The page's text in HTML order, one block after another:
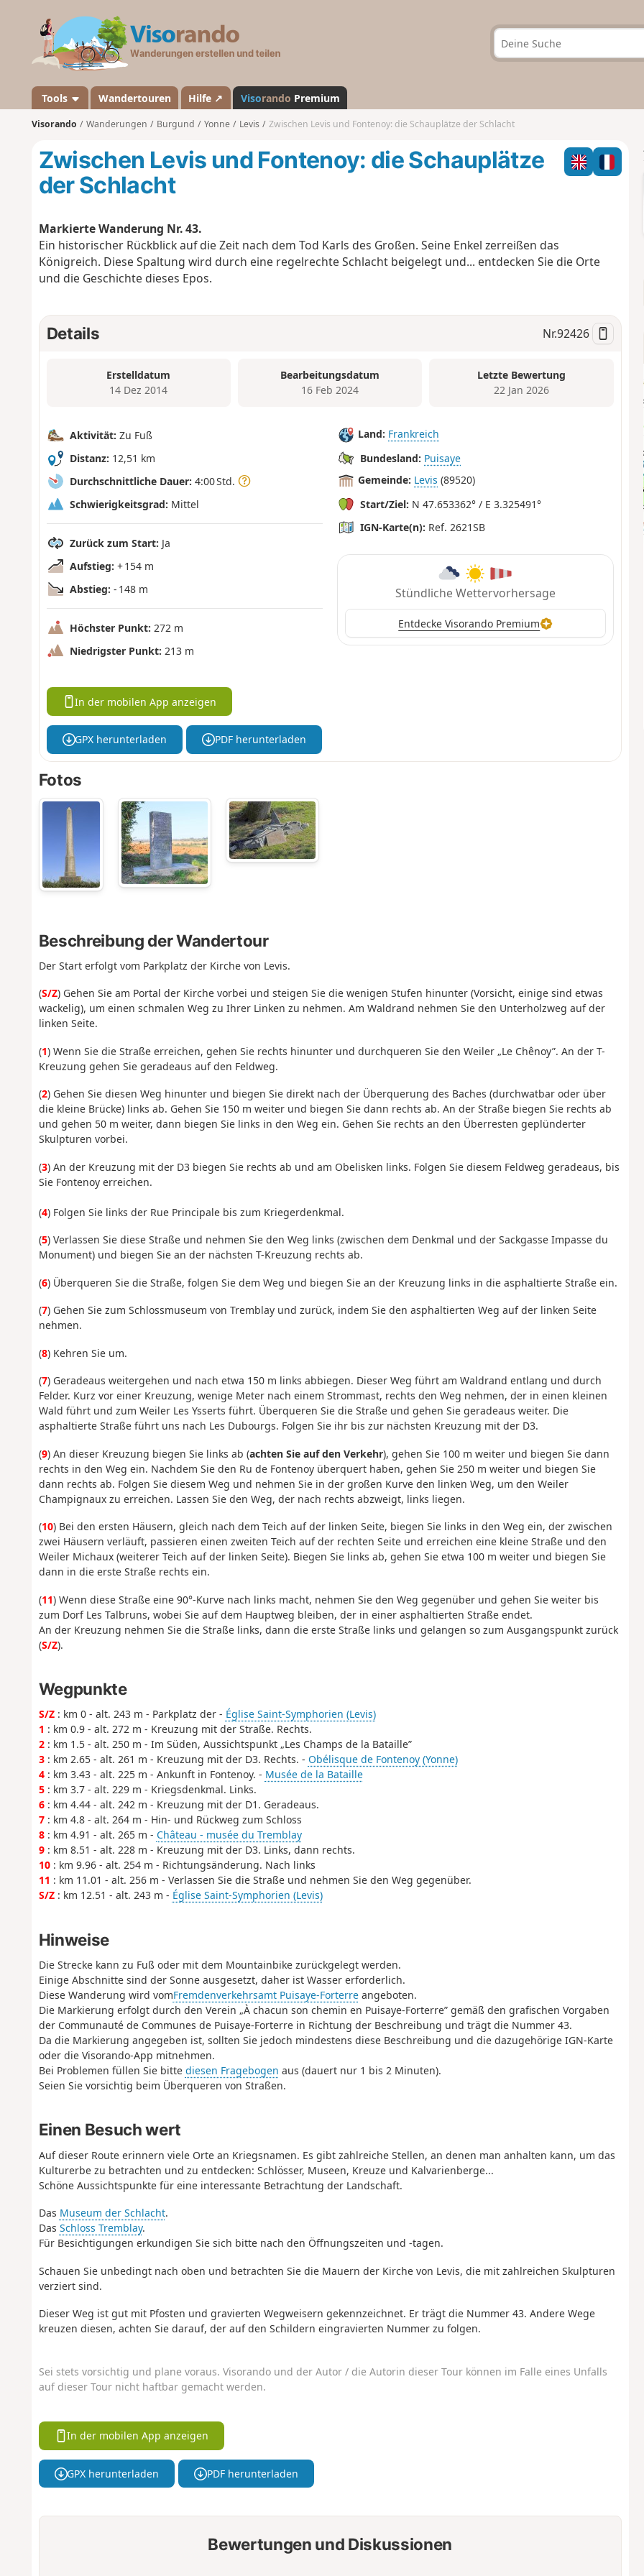
a
n
d
Tools Wandertouren Hilfe ↗ Visorando Premium
Visorando Wanderungen Burgund Yonne Levis Zwischen Levis und Fontenoy: die Schauplätze der Schlacht
Zwischen Levis und Fontenoy: die Schauplätze
der Schlacht
Markierte Wanderung Nr. 43.
Ein historischer Rückblick auf die Zeit nach dem Tod Karls des Großen. Seine Enkel zerreißen das
Königreich. Diese Spaltung wird durch eine regelrechte Schlacht beigelegt und... entdecken Sie die Orte
und die Geschichte dieses Epos.
Details Nr.92426
Erstelldatum
14 Dez 2014
Bearbeitungsdatum
16 Feb 2024
Letzte Bewertung
22 Jan 2026
Aktivität: Zu Fuß
Distanz: 12,51 km
Durchschnittliche Dauer: 4:00 Std.
Schwierigkeitsgrad: Mittel
Zurück zum Start: Ja
Aufstieg: + 154 m
Abstieg: - 148 m
Höchster Punkt: 272 m
Niedrigster Punkt: 213 m
Land: Frankreich
Bundesland: Puisaye
Gemeinde: Levis (89520)
Start/Ziel: N 47.653362° / E 3.325491°
IGN-Karte(n): Ref. 2621SB
Stündliche Wettervorhersage
Entdecke Visorando Premium
In der mobilen App anzeigen
GPX herunterladen PDF herunterladen
Fotos
Beschreibung der Wandertour
Der Start erfolgt vom Parkplatz der Kirche von Levis.
(S/Z) Gehen Sie am Portal der Kirche vorbei und steigen Sie die wenigen Stufen hinunter (Vorsicht, einige sind etwas
wackelig), um einen schmalen Weg zu Ihrer Linken zu nehmen. Am Waldrand nehmen Sie den Unterholzweg auf der
linken Seite.
(1) Wenn Sie die Straße erreichen, gehen Sie rechts hinunter und durchqueren Sie den Weiler „Le Chênoy”. An der T-
Kreuzung gehen Sie geradeaus auf den Feldweg.
(2) Gehen Sie diesen Weg hinunter und biegen Sie direkt nach der Überquerung des Baches (durchwatbar oder über
die kleine Brücke) links ab. Gehen Sie 150 m weiter und biegen Sie dann rechts ab. An der Straße biegen Sie rechts ab
und gehen 50 m weiter, dann biegen Sie links in den Weg ein. Gehen Sie rechts an den Überresten geplünderter
Skulpturen vorbei.
(3) An der Kreuzung mit der D3 biegen Sie rechts ab und am Obelisken links. Folgen Sie diesem Feldweg geradeaus, bis
Sie Fontenoy erreichen.
(4) Folgen Sie links der Rue Principale bis zum Kriegerdenkmal.
(5) Verlassen Sie diese Straße und nehmen Sie den Weg links (zwischen dem Denkmal und der Sackgasse Impasse du
Monument) und biegen Sie an der nächsten T-Kreuzung rechts ab.
(6) Überqueren Sie die Straße, folgen Sie dem Weg und biegen Sie an der Kreuzung links in die asphaltierte Straße ein.
(7) Gehen Sie zum Schlossmuseum von Tremblay und zurück, indem Sie den asphaltierten Weg auf der linken Seite
nehmen.
(8) Kehren Sie um.
(7) Geradeaus weitergehen und nach etwa 150 m links abbiegen. Dieser Weg führt am Waldrand entlang und durch
Felder. Kurz vor einer Kreuzung, wenige Meter nach einem Strommast, rechts den Weg nehmen, der in einen kleinen
Wald führt und zum Weiler Les Ysserts führt. Überqueren Sie die Straße und gehen Sie geradeaus weiter. Die
asphaltierte Straße führt uns nach Les Dubourgs. Folgen Sie ihr bis zur nächsten Kreuzung mit der D3.
(9) An dieser Kreuzung biegen Sie links ab (achten Sie auf den Verkehr), gehen Sie 100 m weiter und biegen Sie dann
rechts in den Weg ein. Nachdem Sie den Ru de Fontenoy überquert haben, gehen Sie 250 m weiter und biegen Sie
dann rechts ab. Folgen Sie diesem Weg und nehmen Sie in der großen Kurve den linken Weg, um den Weiler
Champignaux zu erreichen. Lassen Sie den Weg, der nach rechts abzweigt, links liegen.
(10) Bei den ersten Häusern, gleich nach dem Teich auf der linken Seite, biegen Sie links in den Weg ein, der zwischen
zwei Häusern verläuft, passieren einen zweiten Teich auf der rechten Seite und erreichen eine kleine Straße und den
Weiler Michaux (weiterer Teich auf der linken Seite). Biegen Sie links ab, gehen Sie etwa 100 m weiter und biegen Sie
dann in die erste Straße rechts ein.
(11) Wenn diese Straße eine 90°-Kurve nach links macht, nehmen Sie den Weg gegenüber und gehen Sie weiter bis
zum Dorf Les Talbruns, wobei Sie auf dem Hauptweg bleiben, der in einer asphaltierten Straße endet.
An der Kreuzung nehmen Sie die Straße links, dann die erste Straße links und gelangen so zum Ausgangspunkt zurück
(S/Z).
Wegpunkte
S/Z: km 0 - alt. 243 m - Parkplatz der - Église Saint-Symphorien (Levis)
1 : km 0.9 - alt. 272 m - Kreuzung mit der Straße. Rechts.
2: km 1.5 - alt. 250 m - Im Süden, Aussichtspunkt „Les Champs de la Bataille”
3: km 2.65 - alt. 261 m - Kreuzung mit der D3. Rechts. - Obélisque de Fontenoy (Yonne)
4: km 3.43 - alt. 225 m - Ankunft in Fontenoy. - Musée de la Bataille
5: km 3.7 - alt. 229 m - Kriegsdenkmal. Links.
6: km 4.44 - alt. 242 m - Kreuzung mit der D1. Geradeaus.
7: km 4.8 - alt. 264 m - Hin- und Rückweg zum Schloss
8: km 4.91 - alt. 265 m - Château - musée du Tremblay
9: km 8.51 - alt. 228 m - Kreuzung mit der D3. Links, dann rechts.
10: km 9.96 - alt. 254 m - Richtungsänderung. Nach links
11 : km 11.01 - alt. 256 m - Verlassen Sie die Straße und nehmen Sie den Weg gegenüber.
S/Z: km 12.51 - alt. 243 m - Église Saint-Symphorien (Levis)
Hinweise
Die Strecke kann zu Fuß oder mit dem Mountainbike zurückgelegt werden.
Einige Abschnitte sind der Sonne ausgesetzt, daher ist Wasser erforderlich.
Diese Wanderung wird vomFremdenverkehrsamt Puisaye-Forterreangeboten.
Die Markierung erfolgt durch den Verein „À chacun son chemin en Puisaye-Forterre” gemäß den grafischen Vorgaben
der Communauté de Communes de Puisaye-Forterre in Richtung der Beschreibung und trägt die Nummer 43.
Da die Markierung angegeben ist, sollten Sie jedoch mindestens diese Beschreibung und die dazugehörige IGN-Karte
oder die Visorando-App mitnehmen.
Bei Problemen füllen Sie bitte diesen Fragebogen aus (dauert nur 1 bis 2 Minuten).
Seien Sie vorsichtig beim Überqueren von Straßen.
Einen Besuch wert
Auf dieser Route erinnern viele Orte an Kriegsnamen. Es gibt zahlreiche Stellen, an denen man anhalten kann, um das
Kulturerbe zu betrachten und zu entdecken: Schlösser, Museen, Kreuze und Kalvarienberge...
Schöne Aussichtspunkte für eine interessante Betrachtung der Landschaft.
Das Museum der Schlacht.
Das Schloss Tremblay.
Für Besichtigungen erkundigen Sie sich bitte nach den Öffnungszeiten und -tagen.
Schauen Sie unbedingt nach oben und betrachten Sie die Mauern der Kirche von Levis, die mit zahlreichen Skulpturen
verziert sind.
Dieser Weg ist gut mit Pfosten und gravierten Wegweisern gekennzeichnet. Er trägt die Nummer 43. Andere Wege
kreuzen diesen, achten Sie darauf, der auf den Schildern eingravierten Nummer zu folgen.
Sei stets vorsichtig und plane voraus. Visorando und der Autor / die Autorin dieser Tour können im Falle eines Unfalls
auf dieser Tour nicht haftbar gemacht werden.
In der mobilen App anzeigen
GPX herunterladen PDF herunterladen
Bewertungen und Diskussionen